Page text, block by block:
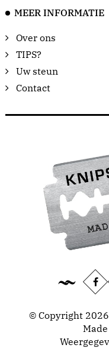
MEER INFORMATIE
Over ons
TIPS?
Uw steun
Contact
© Copyright